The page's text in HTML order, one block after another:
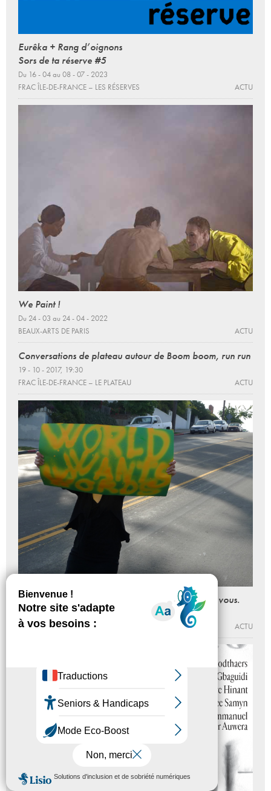
Eurêka + Rang d’oignons
Sors de ta réserve #5
Du 16 - 04 au 08 - 07 - 2023
FRAC ÎLE-DE-FRANCE – LES RÉSERVES
ACTU
We Paint !
Du 24 - 03 au 24 - 04 - 2022
BEAUX-ARTS DE PARIS
ACTU
Conversations de plateau autour de Boom boom, run run
19 - 10 - 2017, 19:30
FRAC ÎLE-DE-FRANCE – LE PLATEAU
ACTU
La téléphoniste Céline Ahond a un message pour vous.
Du 03 au 28 - 02 - 2016
FRAC ÎLE-DE-FRANCE – LE PLATEAU
ACTU